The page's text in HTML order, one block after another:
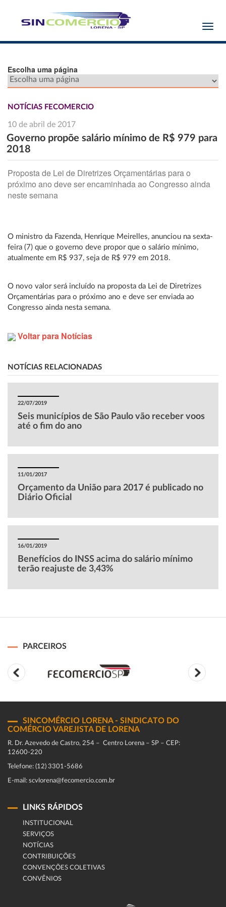
Escolha uma página
NOTÍCIAS FECOMERCIO
10 de abril de 2017
Governo propõe salário mínimo de R$ 979 para
2018
Proposta de Lei de Diretrizes Orçamentárias para o
próximo ano deve ser encaminhada ao Congresso ainda
neste semana
O ministro da Fazenda, Henrique Meirelles, anunciou na sexta-
feira (7) que o governo deve propor que o salário mínimo,
atualmente em R$ 937, seja de R$ 979 em 2018.
O novo valor será incluído na proposta da Lei de Diretrizes
Orçamentárias para o próximo ano e deve ser enviada ao
Congresso ainda nesta semana.
Voltar para Notícias
NOTÍCIAS RELACIONADAS
22/07/2019
Seis municípios de São Paulo vão receber voos
até o fim do ano
11/01/2017
Orçamento da União para 2017 é publicado no
Diário Oficial
16/01/2019
Benefícios do INSS acima do salário mínimo
terão reajuste de 3,43%
PARCEIROS
SINCOMÉRCIO LORENA - SINDICATO DO
COMÉRCIO VAREJISTA DE LORENA
R. Dr. Azevedo de Castro, 254 – Centro Lorena – SP – CEP:
12600-220
Telefone: (12) 3301-5686
E-mail: scvlorena@fecomercio.com.br
LINKS RÁPIDOS
INSTITUCIONAL
SERVIÇOS
NOTÍCIAS
CONTRIBUIÇÕES
CONVENÇÕES COLETIVAS
CONVÊNIOS